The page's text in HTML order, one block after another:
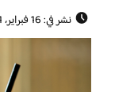
نشر في: 16 فبراير، 2021